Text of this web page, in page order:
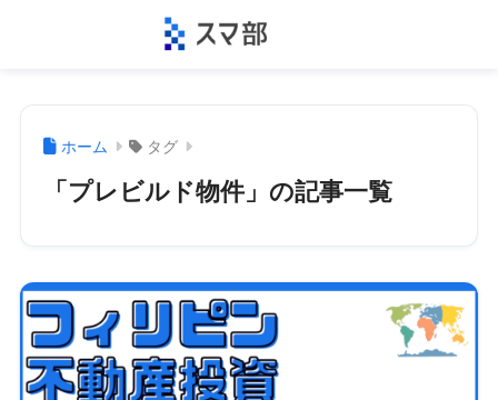
ホーム タグ
「プレビルド物件」の記事一覧